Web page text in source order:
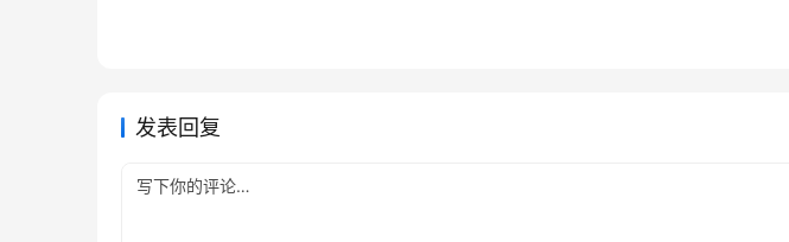
发表回复